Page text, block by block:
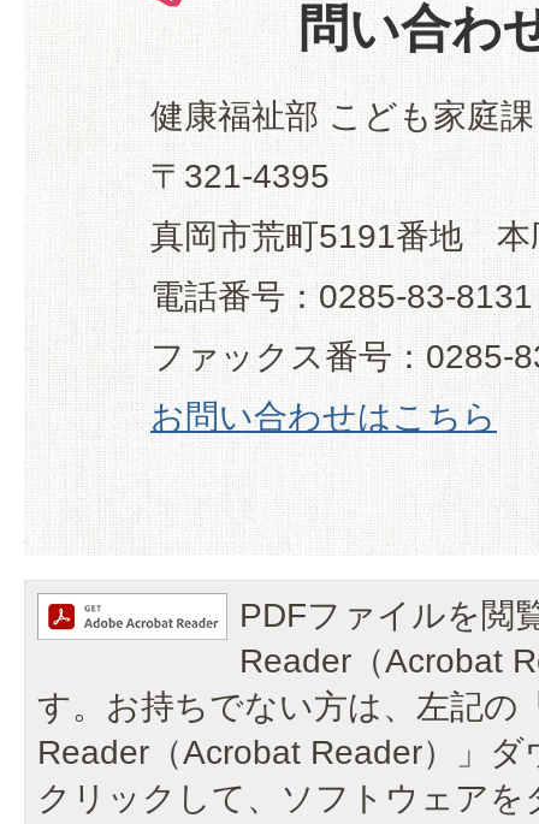
問い合わ
健康福祉部 こども家庭
〒321-4395
真岡市荒町5191番地 本
電話番号：0285-83-8131
ファックス番号：0285-
お問い合わせはこちら
PDFファイルを閲
Reader（Acrobat
す。お持ちでない方は、左記の
Reader（Acrobat Reader）」
クリックして、ソフトウェア